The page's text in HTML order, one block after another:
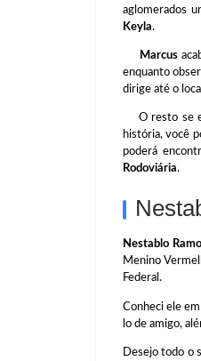
aglomerados
Keyla.
Marcus
enquanto
dirige até o
O resto se
história, você
poderá
Rodoviária.
Nestablo
Menino
Federal.
Conheci ele
lo de amigo,
Desejo todo o